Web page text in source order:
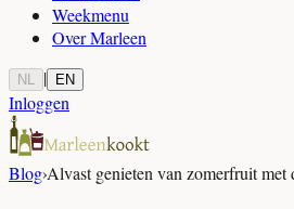
Weekmenu
Over Marleen
NL | EN
Inloggen
Blog›Alvast genieten van zomerfruit met